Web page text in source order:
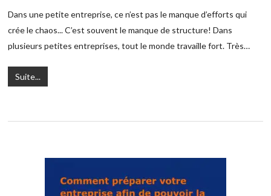
Dans une petite entreprise, ce n’est pas le manque d’efforts qui
crée le chaos... C’est souvent le manque de structure! Dans
plusieurs petites entreprises, tout le monde travaille fort. Très…
Suite...